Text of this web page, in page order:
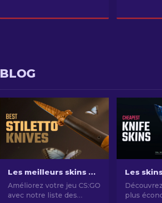
BLOG
Les meilleurs skins de couteau stiletto sur CS:GO : Art rencontre Létalité
Améliorez votre jeu CS:GO
avec notre liste des
plus